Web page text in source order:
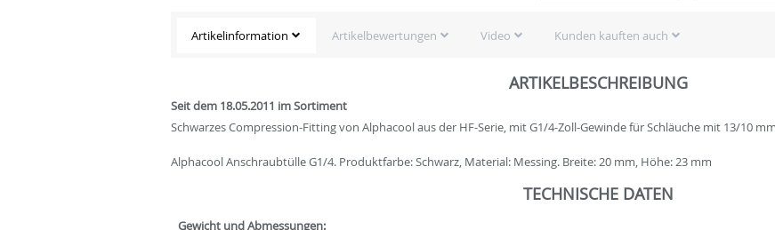
Artikelinformation Artikelbewertungen Video Kunden kauften auch
ARTIKELBESCHREIBUNG
Seit dem 18.05.2011 im Sortiment
Schwarzes Compression-Fitting von Alphacool aus der HF-Serie, mit G1/4-Zoll-Gewinde für Schläuche mit 13/10
Alphacool Anschraubtülle G1/4. Produktfarbe: Schwarz, Material: Messing. Breite: 20 mm, Höhe: 23 mm
TECHNISCHE DATEN
Gewicht und Abmessungen: